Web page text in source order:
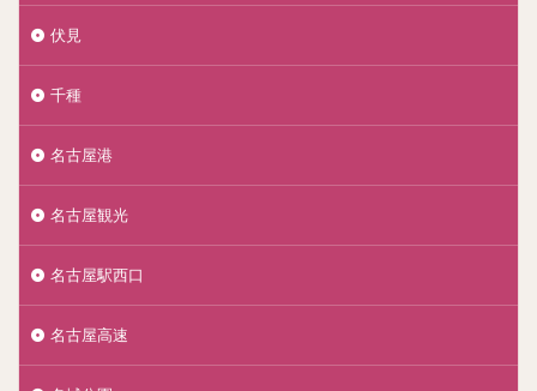
伏見
千種
名古屋港
名古屋観光
名古屋駅西口
名古屋高速